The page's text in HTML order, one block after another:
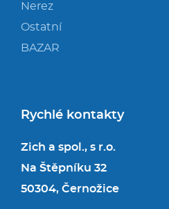
Nerez
Ostatní
BAZAR
Rychlé kontakty
Zich a spol., s r.o.
Na Štěpníku 32
50304, Černožice